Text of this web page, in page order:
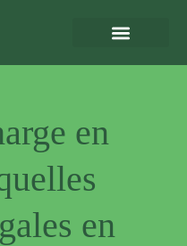
en
en